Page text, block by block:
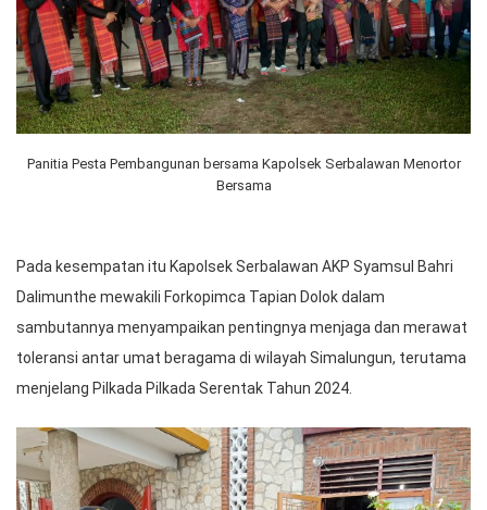
Panitia Pesta Pembangunan bersama Kapolsek Serbalawan Menortor
Bersama
Pada kesempatan itu Kapolsek Serbalawan AKP Syamsul Bahri
Dalimunthe mewakili Forkopimca Tapian Dolok dalam
sambutannya menyampaikan pentingnya menjaga dan merawat
toleransi antar umat beragama di wilayah Simalungun, terutama
menjelang Pilkada Pilkada Serentak Tahun 2024.